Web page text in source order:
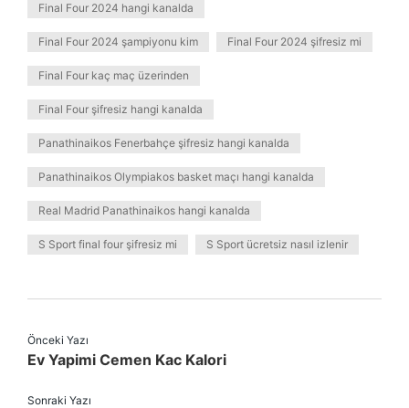
Final Four 2024 hangi kanalda
Final Four 2024 şampiyonu kim Final Four 2024 şifresiz mi
Final Four kaç maç üzerinden
Final Four şifresiz hangi kanalda
Panathinaikos Fenerbahçe şifresiz hangi kanalda
Panathinaikos Olympiakos basket maçı hangi kanalda
Real Madrid Panathinaikos hangi kanalda
S Sport final four şifresiz mi S Sport ücretsiz nasıl izlenir
Önceki Yazı
Ev Yapimi Cemen Kac Kalori
Sonraki Yazı